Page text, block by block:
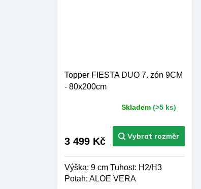
Topper FIESTA DUO 7. zón 9CM
- 80x200cm
je
hvězdiček.
Skladem (>5 ks)
3 499 Kč
Výška: 9 cm Tuhost: H2/H3
Potah: ALOE VERA